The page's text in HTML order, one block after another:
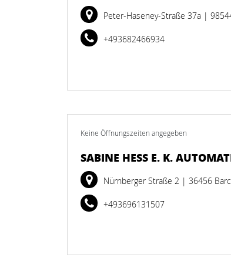
Peter-Haseney-Straße 37a |
+493682466934
Keine Öffnungszeiten angegeben
SABINE HESS E. K.
Nürnberger Straße 2 | 36456
+493696131507